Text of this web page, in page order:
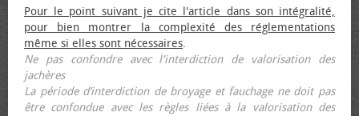
Pour le point suivant je cite l'article dans son intégralité,
pour bien montrer la complexité des réglementations
même si elles sont nécessaires.
Ne pas confondre avec l'interdiction de valorisation des
jachères
La période d’interdiction de broyage et fauchage ne doit pas
être confondue avec les règles liées à la valorisation des